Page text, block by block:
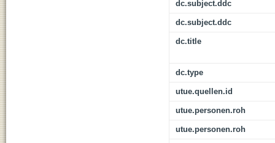
dc.subject.ddc
dc.subject.ddc
dc.title
dc.type
utue.quellen.id
utue.personen.roh
utue.personen.roh